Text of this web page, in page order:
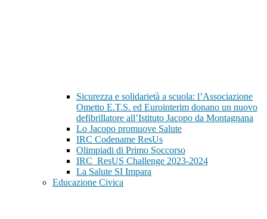
Sicurezza e solidarietà a scuola: l’Associazione
Ometto E.T.S. ed Eurointerim donano un nuovo
defibrillatore all’Istituto Jacopo da Montagnana
Lo Jacopo promuove Salute
IRC Codename ResUs
Olimpiadi di Primo Soccorso
IRC_ResUS Challenge 2023-2024
La Salute SI Impara
Educazione Civica